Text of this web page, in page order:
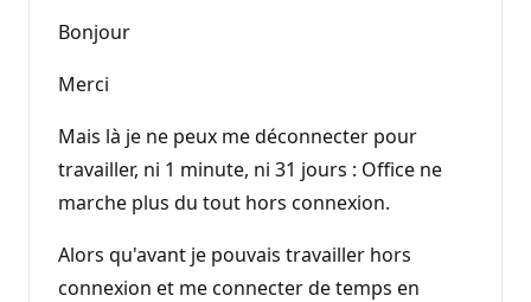
Bonjour
Merci
Mais là je ne peux me déconnecter pour
travailler, ni 1 minute, ni 31 jours : Office ne
marche plus du tout hors connexion.
Alors qu'avant je pouvais travailler hors
connexion et me connecter de temps en